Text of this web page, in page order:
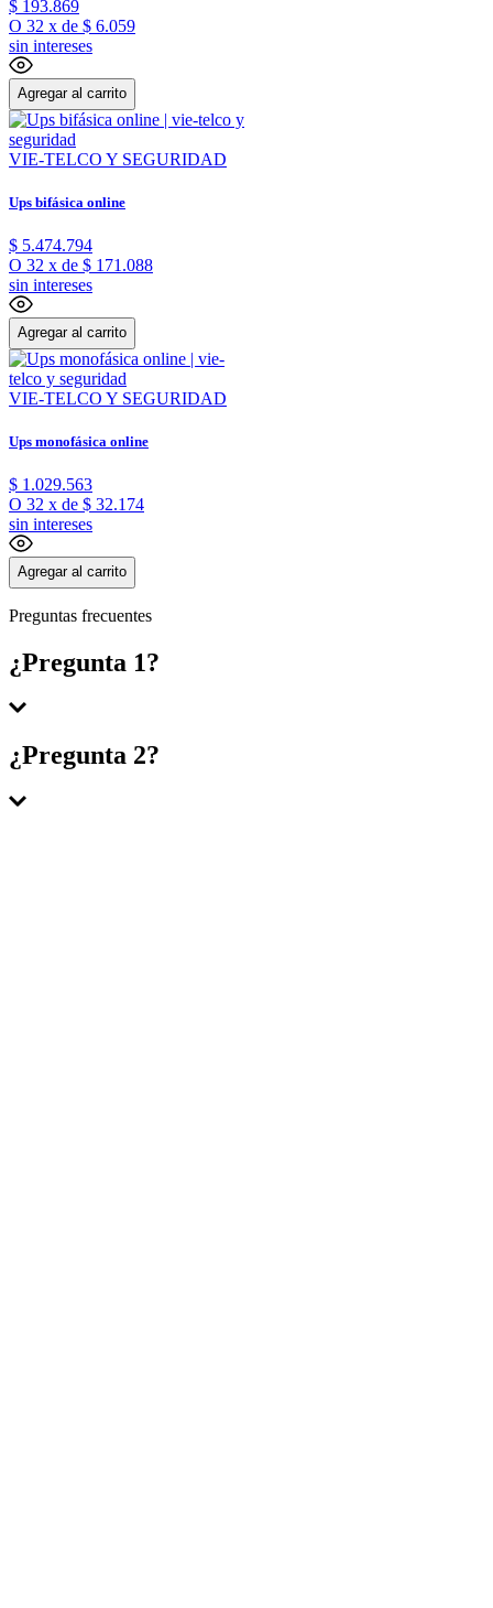
$ 193.869
O 32 x de $ 6.059
sin intereses
Agregar al carrito
VIE-TELCO Y SEGURIDAD
Ups bifásica online
$ 5.474.794
O 32 x de $ 171.088
sin intereses
Agregar al carrito
VIE-TELCO Y SEGURIDAD
Ups monofásica online
$ 1 .029.563
O 32 x de $ 32.174
sin intereses
Agregar al carrito
Preguntas frecuentes
¿Pregunta 1?
Respuesta 1
¿Pregunta 2?